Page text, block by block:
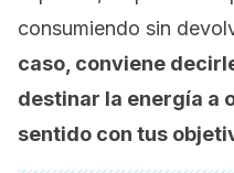
consumiendo sin
caso, conviene
destinar la energía a
sentido con tus